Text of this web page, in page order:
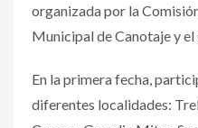
organizada por la
Municipal de Canotaje y
En la primera fecha,
diferentes localidades: